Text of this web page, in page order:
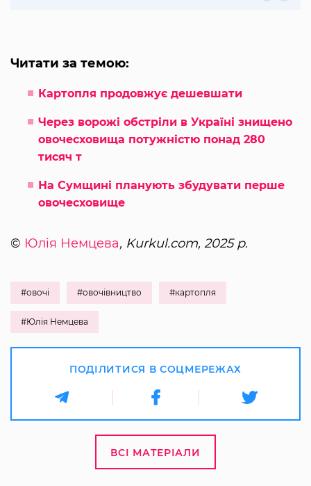
Читати за темою:
Картопля продовжує дешевшати
Через ворожі обстріли в Україні знищено
овочесховища потужністю понад 280
тисяч т
На Сумщині планують збудувати перше
овочесховище
© Юлія Немцева, Kurkul.com, 2025 р.
#овочі #овочівництво #картопля
#Юлія Немцева
ПОДІЛИТИСЯ В СОЦМЕРЕЖАХ
ВСІ МАТЕРІАЛИ